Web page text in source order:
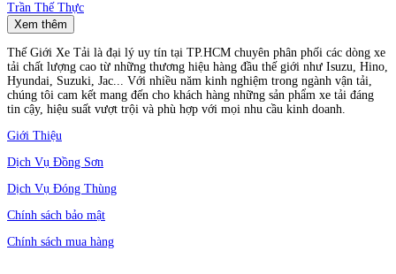
Trần Thế Thực
Xem thêm
Thế Giới Xe Tải là đại lý uy tín tại TP.HCM chuyên phân phối các dòng xe
tải chất lượng cao từ những thương hiệu hàng đầu thế giới như Isuzu, Hino,
Hyundai, Suzuki, Jac... Với nhiều năm kinh nghiệm trong ngành vận tải,
chúng tôi cam kết mang đến cho khách hàng những sản phẩm xe tải đáng
tin cậy, hiệu suất vượt trội và phù hợp với mọi nhu cầu kinh doanh.
Giới Thiệu
Dịch Vụ Đồng Sơn
Dịch Vụ Đóng Thùng
Chính sách bảo mật
Chính sách mua hàng